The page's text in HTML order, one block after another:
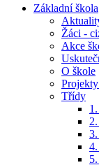
Základní škola
Žáci -
Akce
O škole
Třídy